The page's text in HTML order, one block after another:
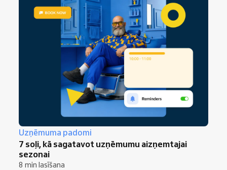
Uzņēmuma padomi
7 soļi, kā sagatavot uzņēmumu aizņemtajai
sezonai
8 min lasīšana